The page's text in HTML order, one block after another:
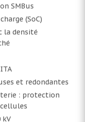
SMBus
(SoC)
la densité
et redondantes
: protection
kV